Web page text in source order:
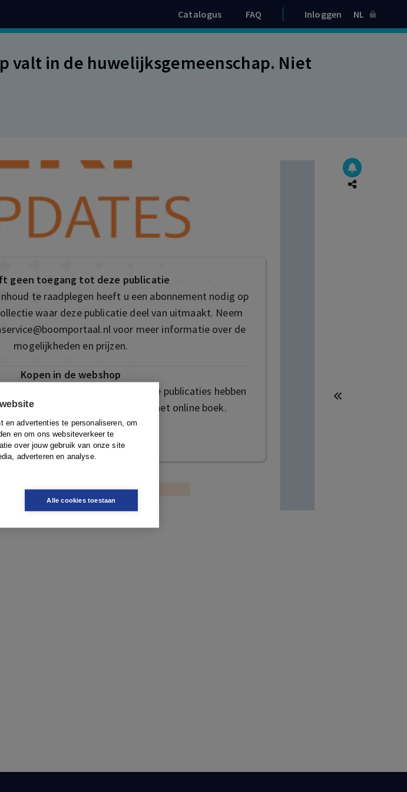
en advertenties te personaliseren, om
en om ons websiteverkeer te
over jouw gebruik van onze site
adverteren en analyse.
Alle cookies toestaan
Catalogus FAQ Inloggen NL
valt in de huwelijksgemeenschap. Niet
geen toegang tot deze publicatie
te raadplegen heeft u een abonnement nodig op
waar deze publicatie deel van uitmaakt. Neem
voor meer informatie over de
mogelijkheden en prijzen.
Kopen in de webshop
vinden in onze webshop. Sommige publicaties hebben
om direct toegang te kopen tot het online boek.
Naar de webshop